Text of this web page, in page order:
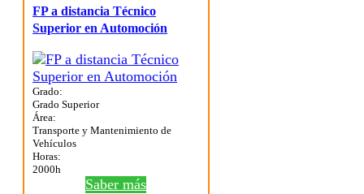
FP a distancia Técnico
Superior en Automoción
Grado:
Grado Superior
Área:
Transporte y Mantenimiento de
Vehículos
Horas:
2000h
Saber más